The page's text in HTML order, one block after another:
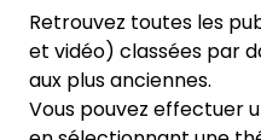
Retrouvez toutes les
et vidéo) classées par
aux plus anciennes.
Vous pouvez effectuer